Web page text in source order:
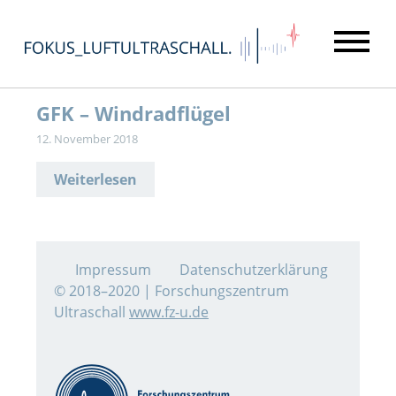
GFK – Windradflügel
12. November 2018
Weiterlesen
Datenschutzerklärung
Impressum
© 2018–2020 | Forschungszentrum
Ultraschall www.fz-u.de